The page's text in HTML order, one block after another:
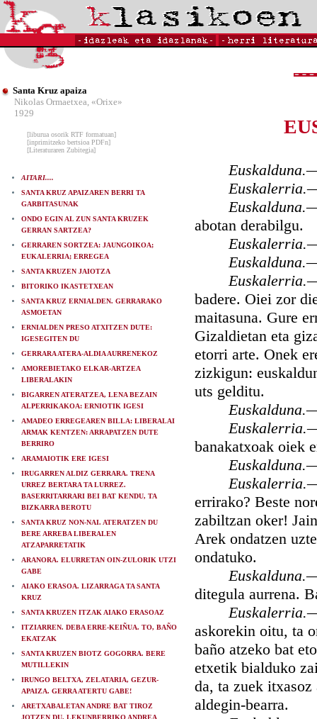
Santa Kruz apaiza
Nikolas Ormaetxea, «Orixe»
1929
[liburua osorik RTF formatuan]
[inprimitzeko bertsioa PDFn]
[Literaturaren Zubitegia]
AITARI....
SANTA KRUZ APAIZAREN BERRI TA
GARBITASUNAK
ONDO EGIN AL ZUN SANTA KRUZEK
GERRAN SARTZEA?
GERRAREN SORTZEA: JAUNGOIKOA;
EUKALERRIA; ERREGEA
SANTA KRUZEN JAIOTZA
BITORIKO IKASTETXEAN
SANTA KRUZ ERNIALDEN. GERRARAKO
ASMOETAN
ERNIALDEN PRESO ATXITZEN DUTE:
IGESEGITEN DU
GERRARA ATERA-ALDIA AURRENEKOZ
AMOREBIETAKO ELKAR-ARTZEA
LIBERALAKIN
BIGARREN ATERATZEA, LENA BEZAIN
ALPERRIKAKOA: ERNIOTIK IGESI
AMADEO ERREGEAREN BILLA: LIBERALAI
ARMAK KENTZEN: ARRAPATZEN DUTE
BERRIRO
ARAMAIOTIK ERE IGESI
IRUGARREN ALDIZ GERRARA. TRENA
URREZ BERTARA TA LURREZ.
BASERRITARRARI BEI BAT KENDU, TA
BIZKARRA BEROTU
SANTA KRUZ NON-NAI. ATERATZEN DU
BERE ARREBA LIBERALEN
ATZAPARRETATIK
ARANORA. ELURRETAN OIN-ZULORIK UTZI
GABE
AIAKO ERASOA. LIZARRAGA TA SANTA
KRUZ
SANTA KRUZEN ITZAK AIAKO ERASOAZ
ITZIARREN. DEBA ERRE-KEIÑUA. TO, BAÑO
EKATZAK
SANTA KRUZEN BIOTZ GOGORRA. BERE
MUTILLEKIN
IRUNGO BELTXA, ZELATARIA, GEZUR-
APAIZA. GERRA ATERTU GABE!
ARETXABALETAN ANDRE BAT TIROZ
JOTZEN DU. LEKUNBERRIKO ANDREA
abotan derabilgu.
badere. Oiei zor
maitasuna. Gure
Gizaldietan eta
etorri arte. Onek
zizkigun:
uts gelditu.
banakatxoak oiek
errirako? Beste
zabiltzan oker!
Arek ondatzen
ondatuko.
ditegula aurrena.
askorekin oitu, ta
baño atzeko bat
etxetik bialduko
da, ta zuek
aldegin-bearra.